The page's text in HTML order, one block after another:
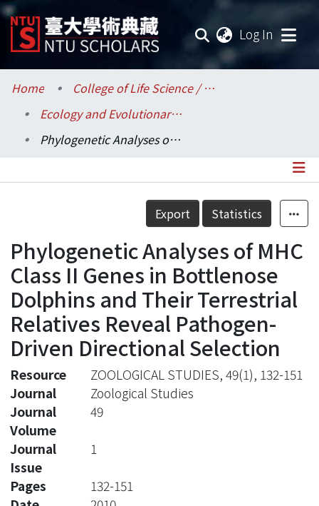
Log In
Communities & Collections
Research Outputs
Statistics
Home
College of Life Science / 生命科學院
Ecology and Evolutionary Biology / 生態學與演化生物學研究所
Phylogenetic Analyses of MHC Class II Genes in Bottlenose Dolphins and Their Terrestrial Relatives Reveal Pathogen-Driven Directional Selection
Details
Export Statistics
Phylogenetic Analyses of MHC
Class II Genes in Bottlenose
Dolphins and Their Terrestrial
Relatives Reveal Pathogen-
Driven Directional Selection
Resource
ZOOLOGICAL STUDIES, 49(1), 132-151
Journal
Zoological Studies
Journal
Volume
49
Journal
Issue
1
Pages
132-151